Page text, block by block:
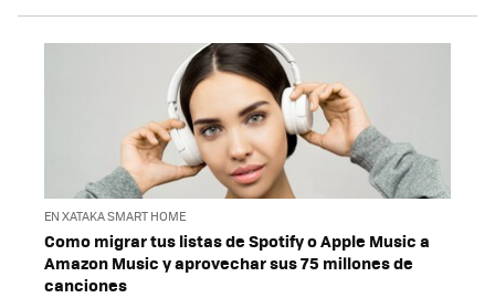
EN XATAKA SMART HOME
Como migrar tus listas de Spotify o Apple Music a
Amazon Music y aprovechar sus 75 millones de
canciones